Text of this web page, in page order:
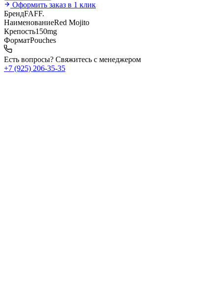
Оформить заказ в 1 клик
БрендFAFF.
НаименованиеRed Mojito
Крепость150mg
ФорматPouches
Есть вопросы? Свяжитесь с менеджером
+7 (925) 206‑35‑35